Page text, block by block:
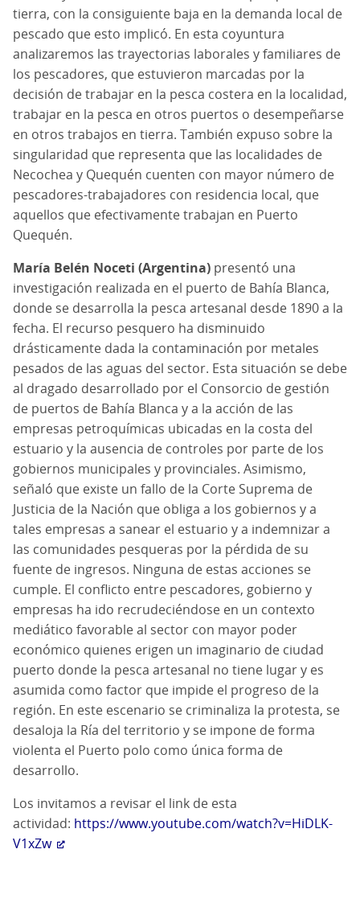
tierra, con la consiguiente baja en la demanda local de
pescado que esto implicó. En esta coyuntura
analizaremos las trayectorias laborales y familiares de
los pescadores, que estuvieron marcadas por la
decisión de trabajar en la pesca costera en la localidad,
trabajar en la pesca en otros puertos o desempeñarse
en otros trabajos en tierra. También expuso sobre la
singularidad que representa que las localidades de
Necochea y Quequén cuenten con mayor número de
pescadores-trabajadores con residencia local, que
aquellos que efectivamente trabajan en Puerto
Quequén.
María Belén Noceti (Argentina) presentó una
investigación realizada en el puerto de Bahía Blanca,
donde se desarrolla la pesca artesanal desde 1890 a la
fecha. El recurso pesquero ha disminuido
drásticamente dada la contaminación por metales
pesados de las aguas del sector. Esta situación se debe
al dragado desarrollado por el Consorcio de gestión
de puertos de Bahía Blanca y a la acción de las
empresas petroquímicas ubicadas en la costa del
estuario y la ausencia de controles por parte de los
gobiernos municipales y provinciales. Asimismo,
señaló que existe un fallo de la Corte Suprema de
Justicia de la Nación que obliga a los gobiernos y a
tales empresas a sanear el estuario y a indemnizar a
las comunidades pesqueras por la pérdida de su
fuente de ingresos. Ninguna de estas acciones se
cumple. El conflicto entre pescadores, gobierno y
empresas ha ido recrudeciéndose en un contexto
mediático favorable al sector con mayor poder
económico quienes erigen un imaginario de ciudad
puerto donde la pesca artesanal no tiene lugar y es
asumida como factor que impide el progreso de la
región. En este escenario se criminaliza la protesta, se
desaloja la Ría del territorio y se impone de forma
violenta el Puerto polo como única forma de
desarrollo.
Los invitamos a revisar el link de esta
actividad: https://www.youtube.com/watch?v=HiDLK-
V1xZw